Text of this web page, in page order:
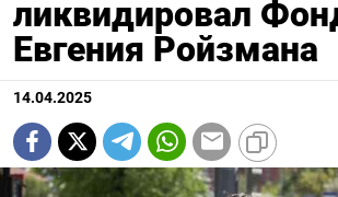
ликвидировал
Евгения Ройзмана
14.04.2025